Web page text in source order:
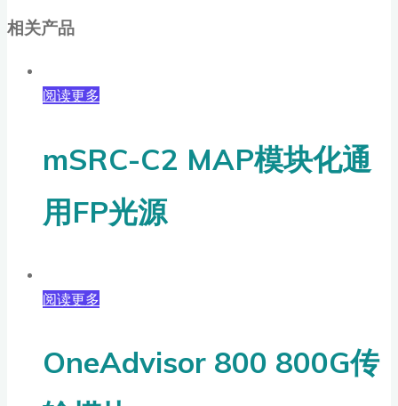
相关产品
阅读更多
mSRC-C2 MAP模块化通
用FP光源
阅读更多
OneAdvisor 800 800G传